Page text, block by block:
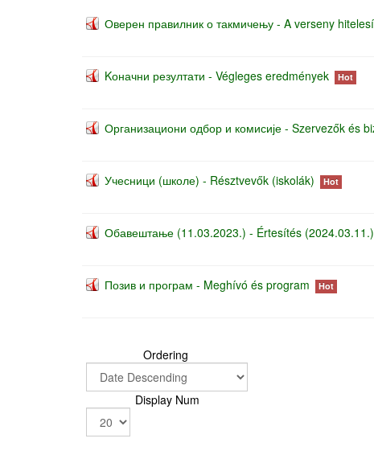
Оверен правилник о такмичењу - A verseny
Kоначни резултати - Végleges eredmények Hot
Организациони одбор и комисије - Szervezők és
Учесници (школе) - Résztvevők (iskolák) Hot
Обавештање (11.03.2023.) - Értesítés (2024.03.11.)
Позив и програм - Meghívó és program Hot
Ordering
Display Num